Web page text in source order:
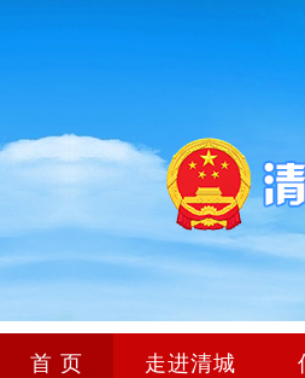
首 页 走进清城